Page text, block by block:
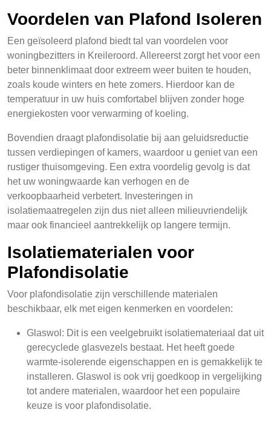
Voordelen van Plafond Isoleren
Een geïsoleerd plafond biedt tal van voordelen voor
woningbezitters in Kreileroord. Allereerst zorgt het voor een
beter binnenklimaat door extreem weer buiten te houden,
zoals koude winters en hete zomers. Hierdoor kan de
temperatuur in uw huis comfortabel blijven zonder hoge
energiekosten voor verwarming of koeling.
Bovendien draagt plafondisolatie bij aan geluidsreductie
tussen verdiepingen of kamers, waardoor u geniet van een
rustiger thuisomgeving. Een extra voordelig gevolg is dat
het uw woningwaarde kan verhogen en de
verkoopbaarheid verbetert. Investeringen in
isolatiemaatregelen zijn dus niet alleen milieuvriendelijk
maar ook financieel aantrekkelijk op langere termijn.
Isolatiematerialen voor
Plafondisolatie
Voor plafondisolatie zijn verschillende materialen
beschikbaar, elk met eigen kenmerken en voordelen:
Glaswol: Dit is een veelgebruikt isolatiemateriaal dat uit
gerecyclede glasvezels bestaat. Het heeft goede
warmte-isolerende eigenschappen en is gemakkelijk te
installeren. Glaswol is ook vrij goedkoop in vergelijking
tot andere materialen, waardoor het een populaire
keuze is voor plafondisolatie.